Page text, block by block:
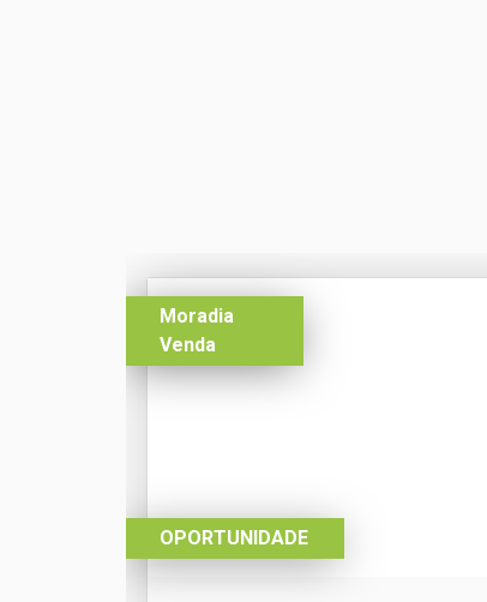
Moradia
Venda
OPORTUNIDADE